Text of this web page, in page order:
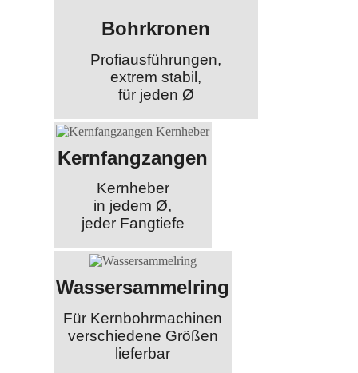
Bohrkronen
Profiausführungen,
extrem stabil,
für jeden Ø
Kernfangzangen
Kernheber
in jedem Ø,
jeder Fangtiefe
Wassersammelring
Für Kernbohrmachinen
verschiedene Größen
lieferbar